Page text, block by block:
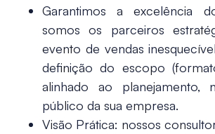
Garantimos a excelência
somos os parceiros
evento de vendas
definição do escopo
alinhado ao planejamento,
público da sua empresa.
Visão Prática: nossos